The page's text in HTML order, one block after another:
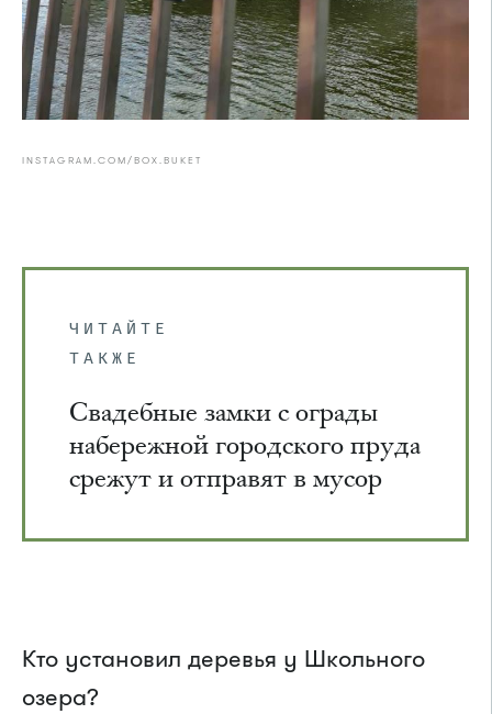
INSTAGRAM.COM/BOX.BUKET
ЧИТАЙТЕ
ТАКЖЕ
Свадебные замки с ограды
набережной городского пруда
срежут и отправят в мусор
Кто установил деревья у Школьного
озера?